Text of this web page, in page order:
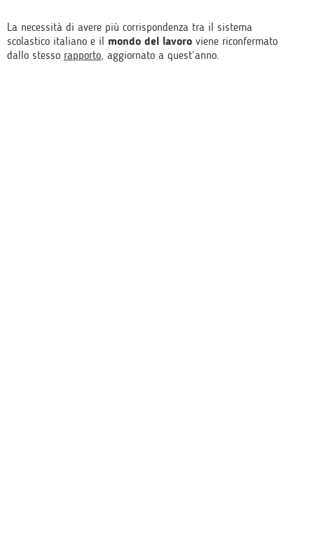
La necessità di avere più corrispondenza tra il sistema
scolastico italiano e il mondo del lavoro viene riconfermato
dallo stesso rapporto, aggiornato a quest’anno.